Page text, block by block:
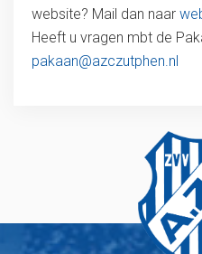
website? Mail dan naar
Heeft u vragen mbt de
pakaan@azczutphen.nl